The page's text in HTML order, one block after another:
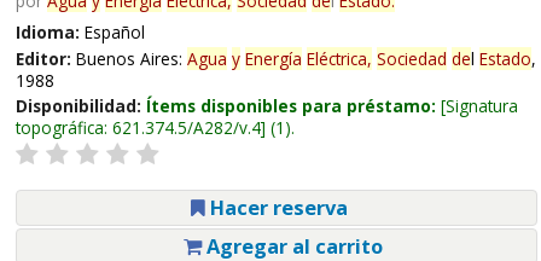
Idioma: Español
Editor: Buenos Aires: Agua y Energía Eléctrica, Sociedad del Estado,
1988
Disponibilidad: Ítems disponibles para préstamo: Signatura
topográfica: 621.374.5/A282/v.4 (1).
Hacer reserva
Agregar al carrito